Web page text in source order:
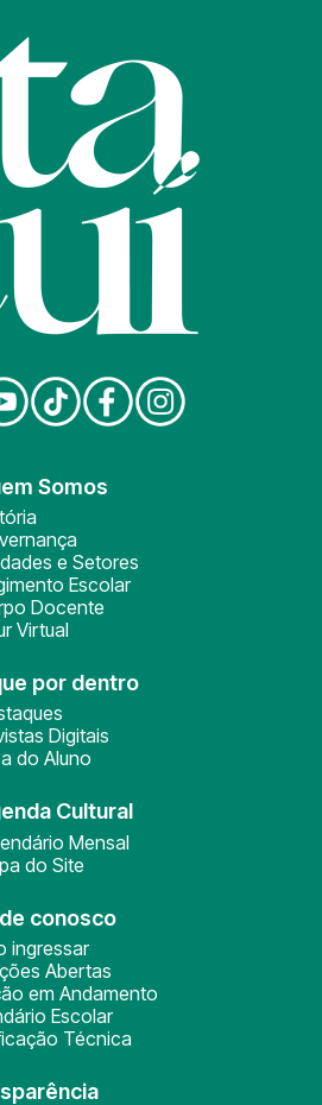
Somos
e Setores
Escolar
Docente
Virtual
por dentro
Digitais
do Aluno
Cultural
Mensal
do Site
conosco
ingressar
Abertas
em Andamento
Escolar
Técnica